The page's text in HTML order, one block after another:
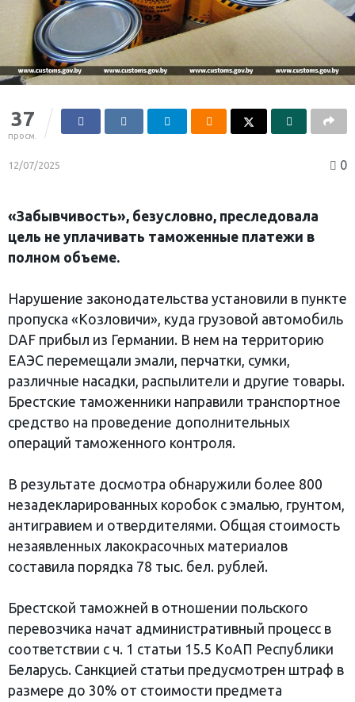
37
просм.
12/07/2025 0
«Забывчивость», безусловно, преследовала
цель не уплачивать таможенные платежи в
полном объеме.
Нарушение законодательства установили в пункте
пропуска «Козловичи», куда грузовой автомобиль
DAF прибыл из Германии. В нем на территорию
ЕАЭС перемещали эмали, перчатки, сумки,
различные насадки, распылители и другие товары.
Брестские таможенники направили транспортное
средство на проведение дополнительных
операций таможенного контроля.
В результате досмотра обнаружили более 800
незадекларированных коробок с эмалью, грунтом,
антигравием и отвердителями. Общая стоимость
незаявленных лакокрасочных материалов
составила порядка 78 тыс. бел. рублей.
Брестской таможней в отношении польского
перевозчика начат административный процесс в
соответствии с ч. 1 статьи 15.5 КоАП Республики
Беларусь. Санкцией статьи предусмотрен штраф в
размере до 30% от стоимости предмета